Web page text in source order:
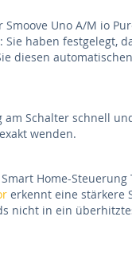
Smoove Uno A/M io
haben festgelegt,
diesen
Schalter schnell
wenden.
Home-
erkennt eine stärkere
nicht in ein